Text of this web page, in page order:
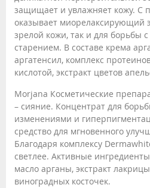
защищает и увлажняет кожу. С
оказывает миорелаксирующий
зрелой кожи, так и для борьбы
старением. В составе крема
аргатенсил, комплекс
кислотой, экстракт цветов
Morjana Косметические
– сияние. Концентрат для
изменениями и
средство для мгновенного
Благодаря комплексу
светлее. Активные
масло арганы, экстракт
виноградных косточек.